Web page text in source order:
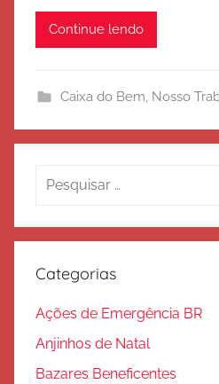
Continue lendo
Caixa do Bem Nosso
Pesquisar
Categorias
Ações de Emergência BR
Anjinhos de Natal
Bazares Beneficentes